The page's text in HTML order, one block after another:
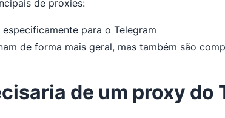
de proxies:
para o Telegram
de forma mais geral, mas também são
de um proxy do